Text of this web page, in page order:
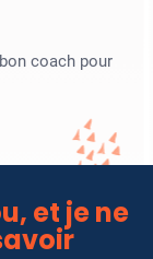
coach pour
et je ne